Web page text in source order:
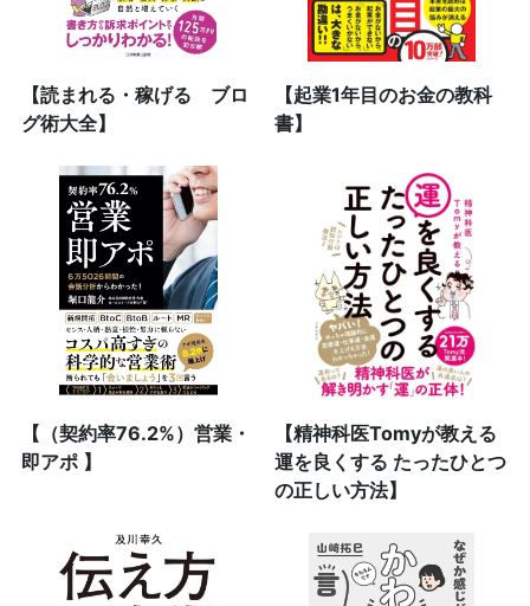
【読まれる・稼げる ブロ
グ術大全】
【起業1年目のお金の教科
書】
【（契約率76.2%）営業・
即アポ 】
【精神科医Tomyが教える
運を良くする たったひとつ
の正しい方法】